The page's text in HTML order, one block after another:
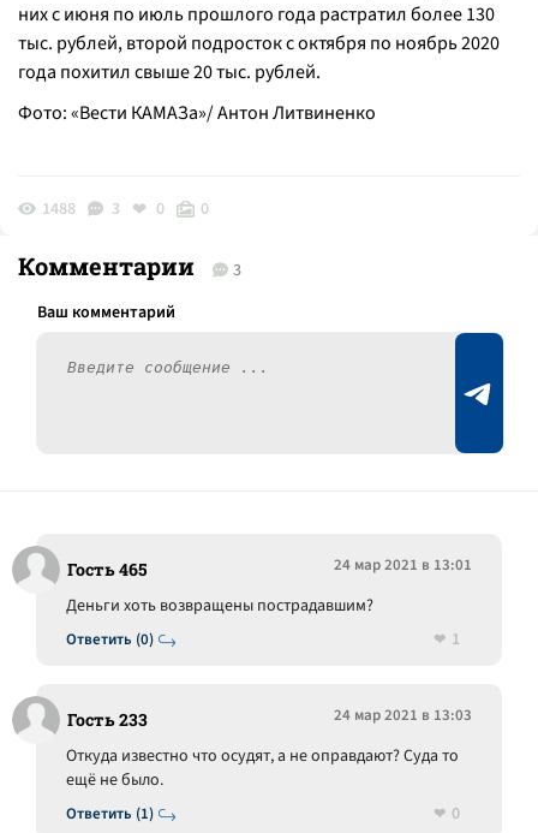
них с июня по июль прошлого года растратил более 130
тыс. рублей, второй подросток с октября по ноябрь 2020
года похитил свыше 20 тыс. рублей.
Фото: «Вести КАМАЗа»/ Антон Литвиненко
1488 3 0 0
Комментарии 3
Гость 465 24 мар 2021 в 13:01
Ответить (0)
Деньги хоть возвращены пострадавшим?
1
Гость 233 24 мар 2021 в 13:03
Ответить (1)
Откуда известно что осудят, а не оправдают? Суда то
ещё не было.
0